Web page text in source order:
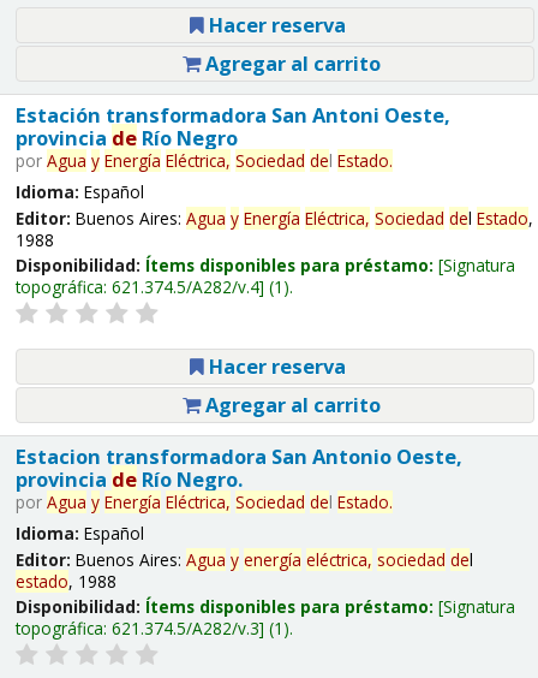
Hacer reserva
Agregar al carrito
Estación transformadora San Antoni Oeste,
provincia deRío Negro
por Agua y Energía Eléctrica, Sociedad del Estado.
Idioma: Español
Editor: Buenos Aires: Agua y Energía Eléctrica, Sociedad del Estado,
1988
Disponibilidad: Ítems disponibles para préstamo: Signatura
topográfica: 621.374.5/A282/v.4 (1).
Hacer reserva
Agregar al carrito
Estacion transformadora San Antonio Oeste,
provincia deRío Negro.
por Agua y Energía Eléctrica, Sociedad del Estado.
Idioma: Español
Editor: Buenos Aires: Agua y energía eléctrica, sociedad del
estado, 1988
Disponibilidad: Ítems disponibles para préstamo: Signatura
topográfica: 621.374.5/A282/v.3 (1).